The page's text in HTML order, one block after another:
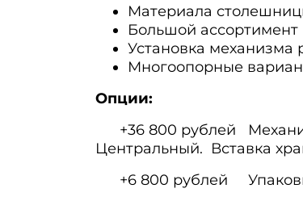
Материала
Большой
Установка механизма
Многоопорные
Опции:
+36 800 рублей
Центральный. Вставка
+6 800 рублей